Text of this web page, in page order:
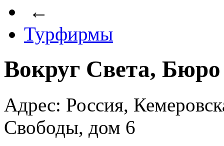
←
Турфирмы
Вокруг Света,
Адрес: Россия,
Свободы, дом 6